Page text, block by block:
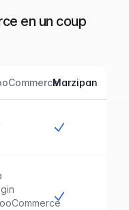
en un coup
Marzipan